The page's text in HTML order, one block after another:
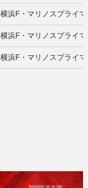
横浜F・マリノスプライマ
横浜F・マリノスプライマ
横浜F・マリノスプライマ